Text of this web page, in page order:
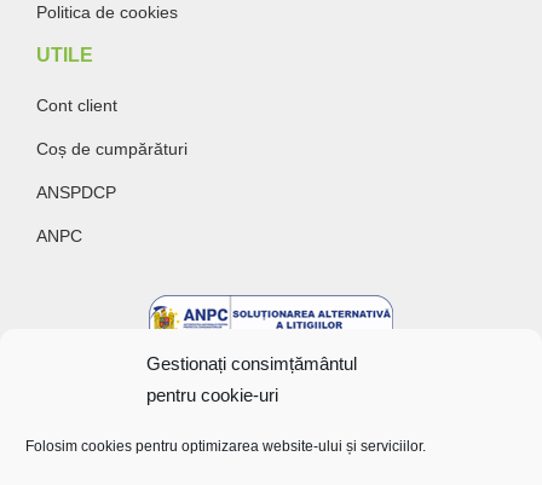
Gestionați consimțământul
pentru cookie-uri
Folosim cookies pentru optimizarea website-ului și serviciilor.
Politica de cookies
UTILE
Cont client
Coș de cumpărături
ANSPDCP
ANPC